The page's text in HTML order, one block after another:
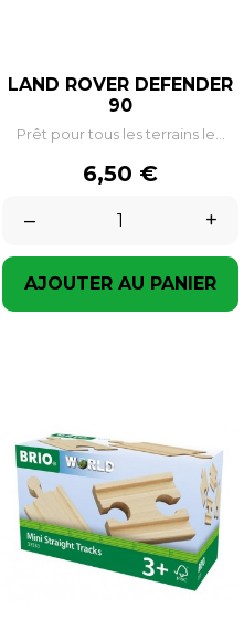
LAND ROVER DEFENDER
90
Prêt pour tous les terrains le...
Prix
6,50 €
–
+
AJOUTER AU PANIER